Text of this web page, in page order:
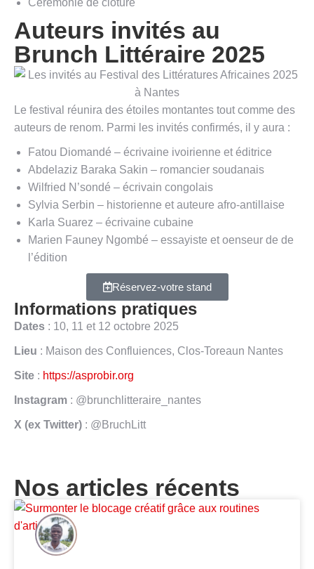
Cérémonie de clôture
Auteurs invités au
Brunch Littéraire 2025
Le festival réunira des étoiles montantes tout comme des
auteurs de renom. Parmi les invités confirmés, il y aura :
Fatou Diomandé – écrivaine ivoirienne et éditrice
Abdelaziz Baraka Sakin – romancier soudanais
Wilfried N’sondé – écrivain congolais
Sylvia Serbin – historienne et auteure afro-antillaise
Karla Suarez – écrivaine cubaine
Marien Fauney Ngombé – essayiste et oenseur de de
l’édition
Réservez-votre stand
Informations pratiques
Dates : 10, 11 et 12 octobre 2025
Lieu : Maison des Confluiences, Clos-Toreaun Nantes
Site : https://asprobir.org
Instagram : @brunchlitteraire_nantes
X (ex Twitter) : @BruchLitt
Nos articles récents